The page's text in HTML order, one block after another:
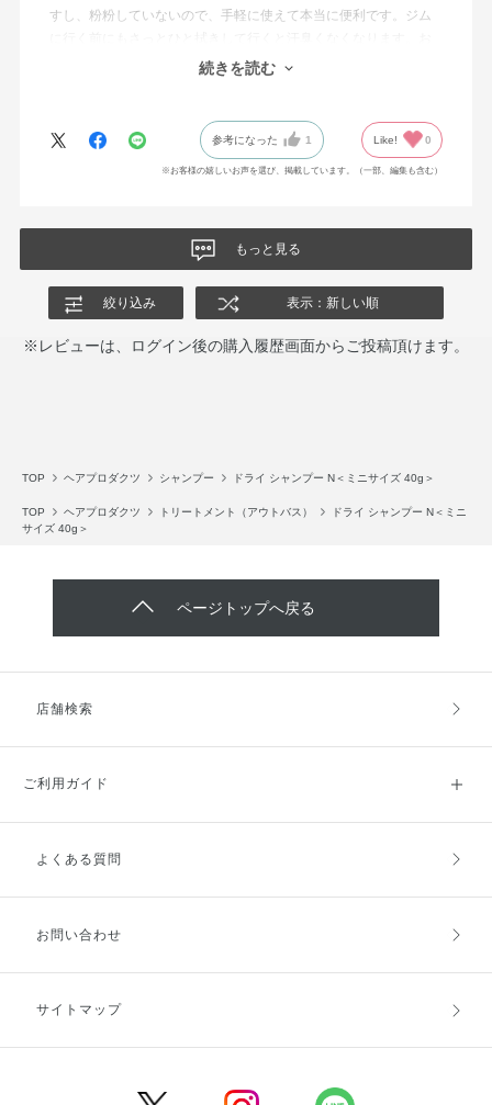
すし、粉粉していないので、手軽に使えて本当に便利です。ジム
試しでミニを買ったのですが、使い勝手と持ち歩きを考えるとず
続きを読む
参考になった 1 Like! 0
※お客様の嬉しいお声を選び、掲載しています。（一部、編集も含む）
もっと見る
絞り込み 表示：新しい順
※レビューは、ログイン後の購入履歴画面からご投稿頂けます。
TOP ヘアプロダクツ シャンプー ドライ シャンプー N＜ミニサイズ 40g＞
TOP ヘアプロダクツ トリートメント（アウトバス）
ドライ シャンプー N＜ミニ
サイズ 40g＞
ページトップへ戻る
店舗検索
ご利用ガイド
ご利用ガイドトップ
お支払方法
キャンセル・返品・交換
よくある質問
お問い合わせ
サイトマップ